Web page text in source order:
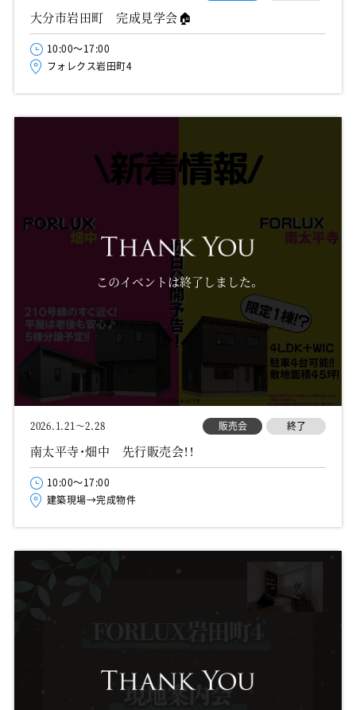
大分市岩田町 完成見学会🏠
10:00～17:00
フォレクス岩田町4
このイベントは終了しました。
2026.1.21～2.28 販売会 終了
南太平寺・畑中 先行販売会！！
10:00～17:00
建築現場→完成物件